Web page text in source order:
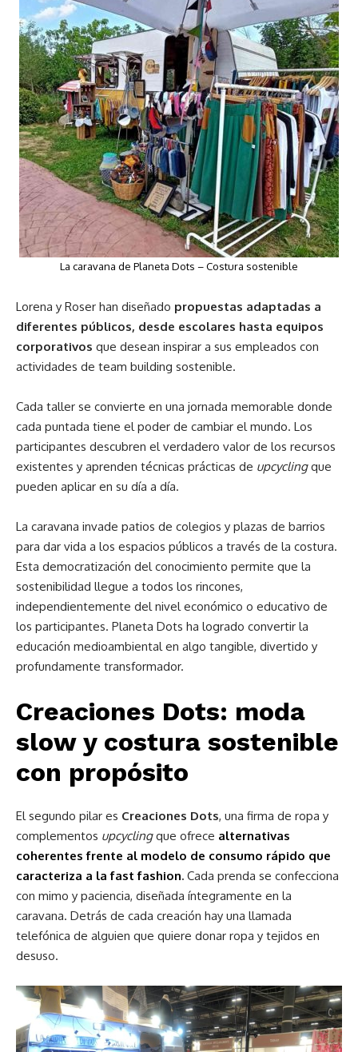
La caravana de Planeta Dots – Costura sostenible
Lorena y Roser han diseñado propuestas adaptadas a
diferentes públicos, desde escolares hasta equipos
corporativos que desean inspirar a sus empleados con
actividades de team building sostenible.
Cada taller se convierte en una jornada memorable donde
cada puntada tiene el poder de cambiar el mundo. Los
participantes descubren el verdadero valor de los recursos
existentes y aprenden técnicas prácticas de upcyclingque
pueden aplicar en su día a día.
La caravana invade patios de colegios y plazas de barrios
para dar vida a los espacios públicos a través de la costura.
Esta democratización del conocimiento permite que la
sostenibilidad llegue a todos los rincones,
independientemente del nivel económico o educativo de
los participantes. Planeta Dots ha logrado convertir la
educación medioambiental en algo tangible, divertido y
profundamente transformador.
Creaciones Dots: moda
slow y costura sostenible
con propósito
El segundo pilar es Creaciones Dots, una firma de ropa y
complementos upcyclingque ofrece alternativas
coherentes frente al modelo de consumo rápido que
caracteriza a la fast fashion. Cada prenda se confecciona
con mimo y paciencia, diseñada íntegramente en la
caravana. Detrás de cada creación hay una llamada
telefónica de alguien que quiere donar ropa y tejidos en
desuso.